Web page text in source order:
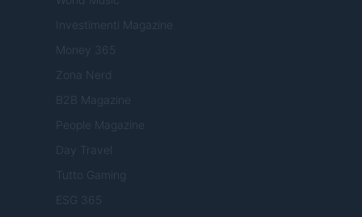
Investimenti Magazine
Money 365
Zona Nerd
B2B Magazine
People Magazine
Day Travel
Tutto Gaming
ESG 365